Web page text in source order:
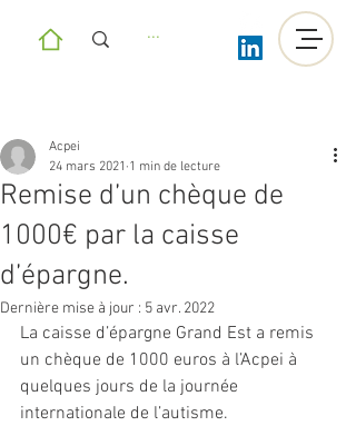
Remise d’un chèque de
1000€ par la caisse
d’épargne.
Acpei
24 mars 2021 1 min de lecture
Dernière mise à jour : 5 avr. 2022
La caisse d’épargne Grand Est a remis
un chèque de 1000 euros à l’Acpei à
quelques jours de la journée
internationale de l’autisme.